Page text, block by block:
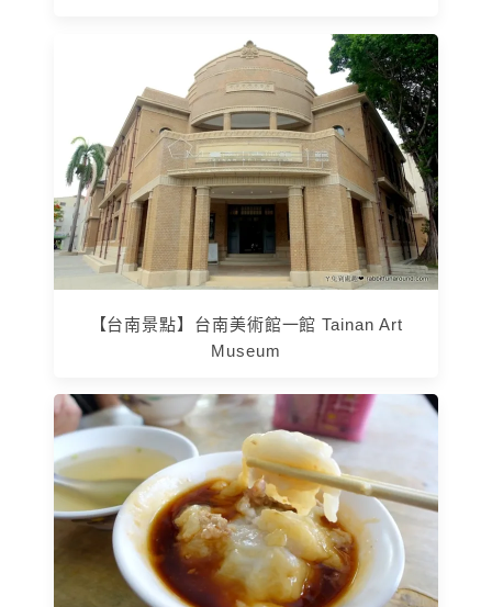
【台南景點】台南美術館一館 Tainan Art
Museum